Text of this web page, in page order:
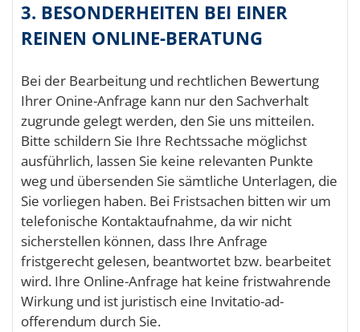
3. BESONDERHEITEN BEI EINER
REINEN ONLINE-BERATUNG
Bei der Bearbeitung und rechtlichen Bewertung
Ihrer Onine-Anfrage kann nur den Sachverhalt
zugrunde gelegt werden, den Sie uns mitteilen.
Bitte schildern Sie Ihre Rechtssache möglichst
ausführlich, lassen Sie keine relevanten Punkte
weg und übersenden Sie sämtliche Unterlagen, die
Sie vorliegen haben. Bei Fristsachen bitten wir um
telefonische Kontaktaufnahme, da wir nicht
sicherstellen können, dass Ihre Anfrage
fristgerecht gelesen, beantwortet bzw. bearbeitet
wird. Ihre Online-Anfrage hat keine fristwahrende
Wirkung und ist juristisch eine Invitatio-ad-
offerendum durch Sie.